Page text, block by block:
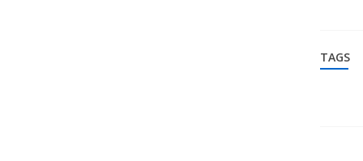
TAGS